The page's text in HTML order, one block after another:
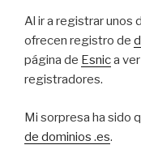
Al ir a registrar unos
ofrecen registro de
página de Esnica
registradores.
Mi sorpresa ha sido
de dominios .es.